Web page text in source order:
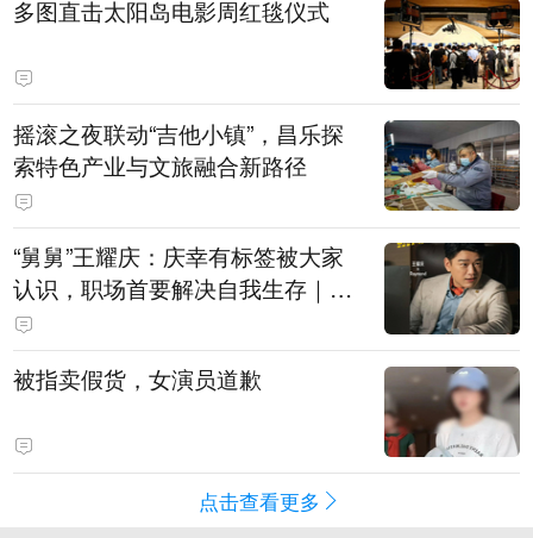
多图直击太阳岛电影周红毯仪式
摇滚之夜联动“吉他小镇”，昌乐探
索特色产业与文旅融合新路径
“舅舅”王耀庆：庆幸有标签被大家
认识，职场首要解决自我生存｜有
艺思
被指卖假货，女演员道歉
点击查看更多